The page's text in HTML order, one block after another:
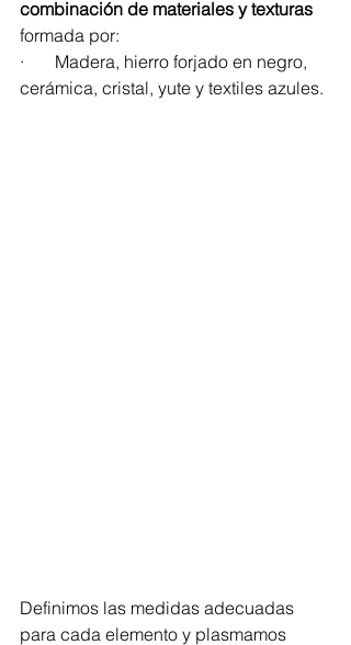
combinación de materiales y texturas
formada por:
· Madera, hierro forjado en negro,
cerámica, cristal, yute y textiles azules.
Definimos las medidas adecuadas
para cada elemento y plasmamos